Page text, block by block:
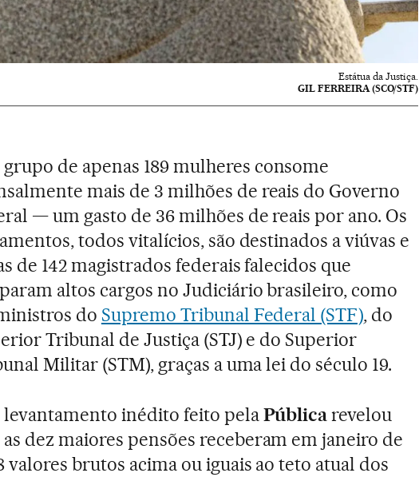
Estátua da Justiça.
GIL FERREIRA (SCO/STF)
de apenas 189 mulheres consome
mais de 3 milhões de reais do Governo
— um gasto de 36 milhões de reais por ano. Os
todos vitalícios, são destinados a viúvas e
de 142 magistrados federais falecidos que
altos cargos no Judiciário brasileiro, como
do Supremo Tribunal Federal (STF), do
Tribunal de Justiça (STJ) e do Superior
Militar (STM), graças a uma lei do século 19.
inédito feito pelaPúblicarevelou
as dez maiores pensões receberam em janeiro de
valores brutos acima ou iguais ao teto atual dos